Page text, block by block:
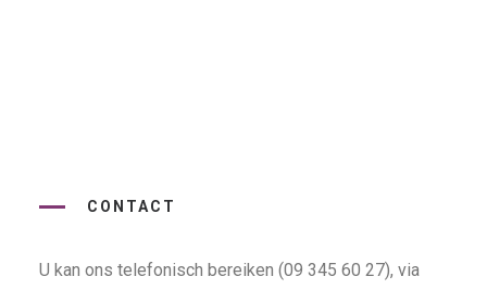
CONTACT
U kan ons telefonisch bereiken (09 345 60 27), via